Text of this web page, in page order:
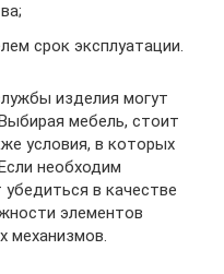
срок эксплуатации.
изделия могут
мебель, стоит
условия, в которых
необходим
в качестве
элементов
механизмов.